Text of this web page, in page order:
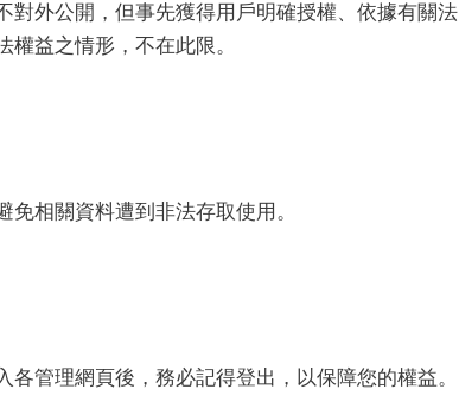
對外公開，但事先獲得用戶明確授權、依據有關法
益之情形，不在此限。
相關資料遭到非法存取使用。
管理網頁後，務必記得登出，以保障您的權益。